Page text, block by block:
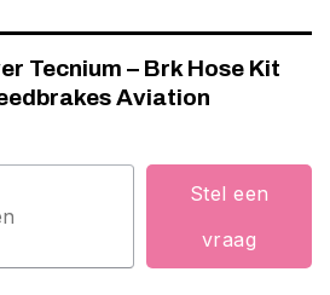
Tecnium – Brk Hose Kit
Aviation
Stel een
vraag